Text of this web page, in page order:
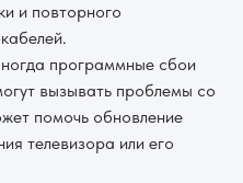
и повторного
программные сбои
вызывать проблемы со
помочь обновление
телевизора или его